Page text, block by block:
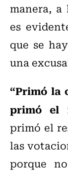
manera, a
es
que se
una
“Primó la
primó el
primó el
las
porque